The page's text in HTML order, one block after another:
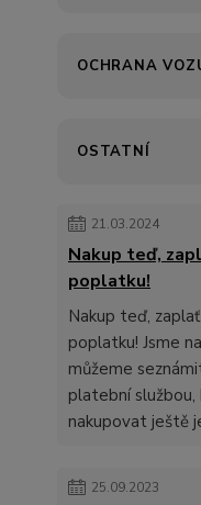
OCHRANA
OSTATNÍ
21.03.2024
Nakup teď,
poplatku!
Nakup teď,
poplatku! Jsme
můžeme
platební
nakupovat ještě
25.09.2023